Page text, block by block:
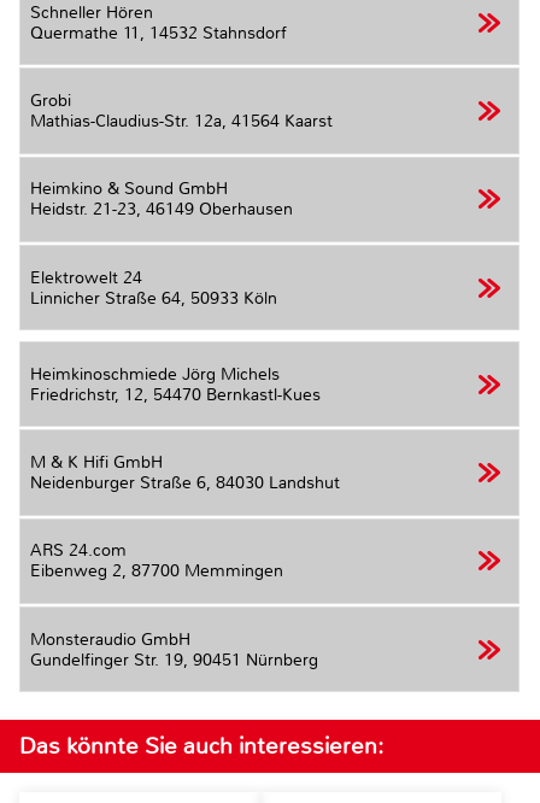
Schneller Hören
Quermathe 11, 14532 Stahnsdorf
Grobi
Mathias-Claudius-Str. 12a, 41564 Kaarst
Heimkino & Sound GmbH
Heidstr. 21-23, 46149 Oberhausen
Elektrowelt 24
Linnicher Straße 64, 50933 Köln
Heimkinoschmiede Jörg Michels
Friedrichstr, 12, 54470 Bernkastl-Kues
M & K Hifi GmbH
Neidenburger Straße 6, 84030 Landshut
ARS 24.com
Eibenweg 2, 87700 Memmingen
Monsteraudio GmbH
Gundelfinger Str. 19, 90451 Nürnberg
Das könnte Sie auch interessieren: